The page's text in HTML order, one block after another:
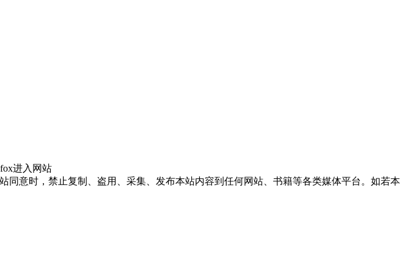
进入网站
意时，禁止复制、盗用、采集、发布本站内容到任何网站、书籍等各类媒体平台。如若本